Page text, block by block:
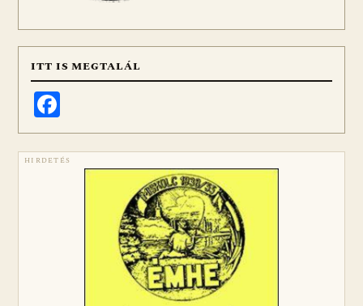
ITT IS MEGTALÁL
HIRDETÉS